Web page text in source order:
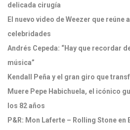
delicada cirugía
El nuevo video de Weezer que reúne
celebridades
Andrés Cepeda: “Hay que recordar
música”
Kendall Peña y el gran giro que
Muere Pepe Habichuela, el icónico
los 82 años
P&R: Mon Laferte – Rolling Stone en